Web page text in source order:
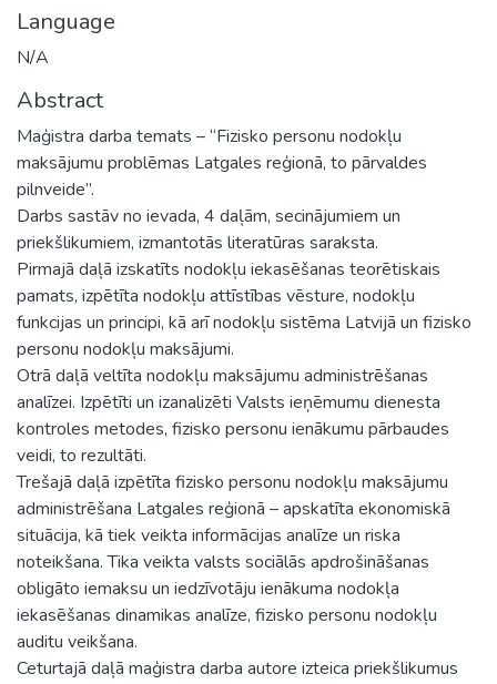
Language
N/A
Abstract
Maģistra darba temats – “Fizisko personu nodokļu
maksājumu problēmas Latgales reģionā, to pārvaldes
pilnveide”.
Darbs sastāv no ievada, 4 daļām, secinājumiem un
priekšlikumiem, izmantotās literatūras saraksta.
Pirmajā daļā izskatīts nodokļu iekasēšanas teorētiskais
pamats, izpētīta nodokļu attīstības vēsture, nodokļu
funkcijas un principi, kā arī nodokļu sistēma Latvijā un fizisko
personu nodokļu maksājumi.
Otrā daļā veltīta nodokļu maksājumu administrēšanas
analīzei. Izpētīti un izanalizēti Valsts ieņēmumu dienesta
kontroles metodes, fizisko personu ienākumu pārbaudes
veidi, to rezultāti.
Trešajā daļā izpētīta fizisko personu nodokļu maksājumu
administrēšana Latgales reģionā – apskatīta ekonomiskā
situācija, kā tiek veikta informācijas analīze un riska
noteikšana. Tika veikta valsts sociālās apdrošināšanas
obligāto iemaksu un iedzīvotāju ienākuma nodokļa
iekasēšanas dinamikas analīze, fizisko personu nodokļu
auditu veikšana.
Ceturtajā daļā maģistra darba autore izteica priekšlikumus